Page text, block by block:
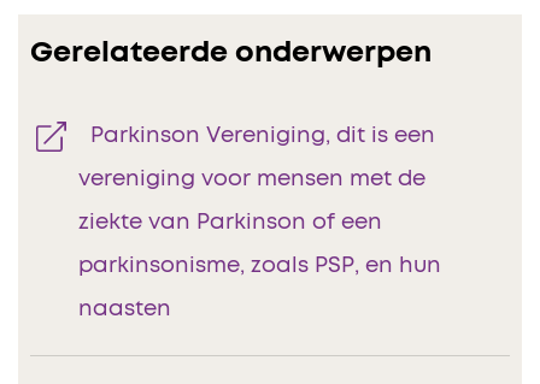
Gerelateerde onderwerpen
Parkinson Vereniging, dit is een
vereniging voor mensen met de
ziekte van Parkinson of een
parkinsonisme, zoals PSP, en hun
naasten